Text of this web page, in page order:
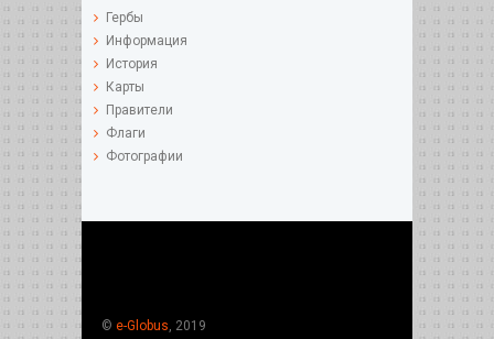
Гербы
Информация
История
Карты
Правители
Флаги
Фотографии
© e-Globus , 2019